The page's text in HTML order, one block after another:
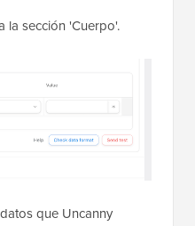
la sección 'Cuerpo'.
que Uncanny